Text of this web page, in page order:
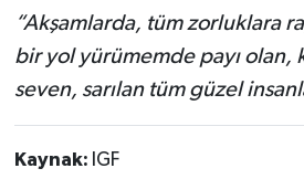
“Akşamlarda, tüm zorluklara
bir yol yürümemde payı olan,
seven, sarılan tüm güzel
Kaynak: IGF